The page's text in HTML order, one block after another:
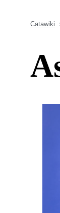
Catawiki